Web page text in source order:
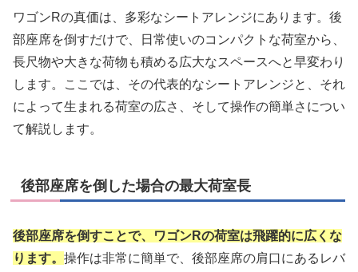
ワゴンRの真価は、多彩なシートアレンジにあります。後
部座席を倒すだけで、日常使いのコンパクトな荷室から、
長尺物や大きな荷物も積める広大なスペースへと早変わり
します。ここでは、その代表的なシートアレンジと、それ
によって生まれる荷室の広さ、そして操作の簡単さについ
て解説します。
後部座席を倒した場合の最大荷室長
後部座席を倒すことで、ワゴンRの荷室は飛躍的に広くな
ります。 操作は非常に簡単で、後部座席の肩口にあるレバ